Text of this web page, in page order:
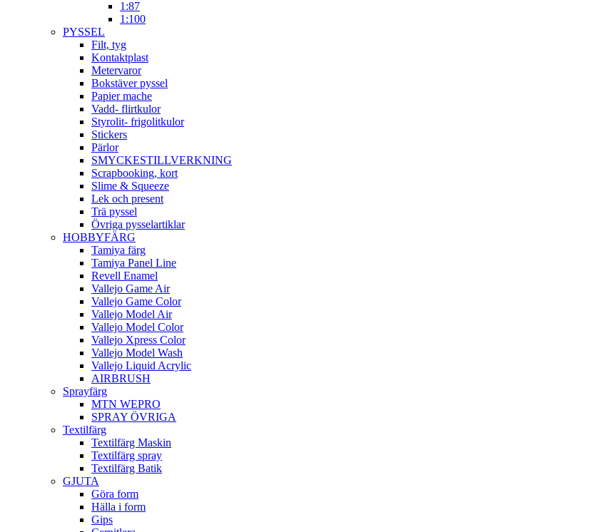
1:87
1:100
PYSSEL
Filt, tyg
Kontaktplast
Metervaror
Bokstäver pyssel
Papier mache
Vadd- flirtkulor
Styrolit- frigolitkulor
Stickers
Pärlor
SMYCKESTILLVERKNING
Scrapbooking, kort
Slime & Squeeze
Lek och present
Trä pyssel
Övriga pysselartiklar
HOBBYFÄRG
Tamiya färg
Tamiya Panel Line
Revell Enamel
Vallejo Game Air
Vallejo Game Color
Vallejo Model Air
Vallejo Model Color
Vallejo Xpress Color
Vallejo Model Wash
Vallejo Liquid Acrylic
AIRBRUSH
Sprayfärg
MTN WEPRO
SPRAY ÖVRIGA
Textilfärg
Textilfärg Maskin
Textilfärg spray
Textilfärg Batik
GJUTA
Göra form
Hälla i form
Gips